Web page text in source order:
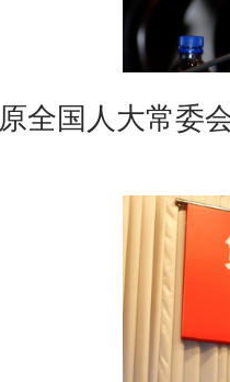
原全国人大常委